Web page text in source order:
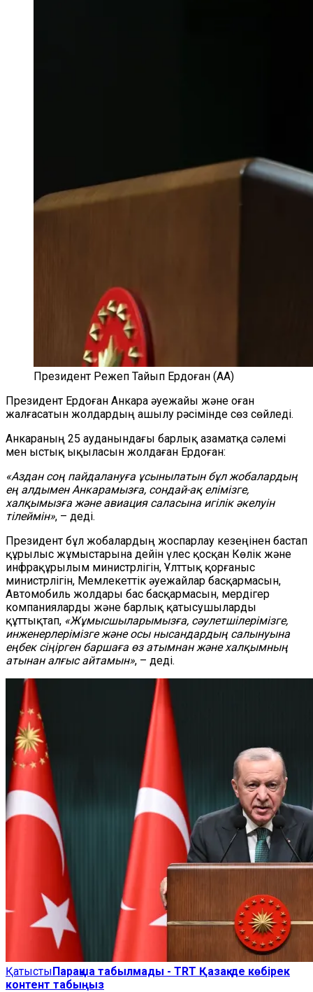
Президент Режеп Тайып Ердоған (АА)
Президент Ердоған Анкара әуежайы және оған
жалғасатын жолдардың ашылу рәсімінде сөз сөйледі.
Анкараның 25 ауданындағы барлық азаматқа сәлемі
мен ыстық ықыласын жолдаған Ердоған:
«Аздан соң пайдалануға ұсынылатын бұл жобалардың
ең алдымен Анкарамызға, сондай-ақ елімізге,
халқымызға және авиация саласына игілік әкелуін
тілеймін», – деді.
Президент бұл жобалардың жоспарлау кезеңінен бастап
құрылыс жұмыстарына дейін үлес қосқан Көлік және
инфрақұрылым министрлігін, Ұлттық қорғаныс
министрлігін, Мемлекеттік әуежайлар басқармасын,
Автомобиль жолдары бас басқармасын, мердігер
компанияларды және барлық қатысушыларды
құттықтап, «Жұмысшыларымызға, сәулетшілерімізге,
инженерлерімізге және осы нысандардың салынуына
еңбек сіңірген баршаға өз атымнан және халқымның
атынан алғыс айтамын», – деді.
ҚатыстыПарақша табылмады - TRT Қазақ-де көбірек
контент табыңыз